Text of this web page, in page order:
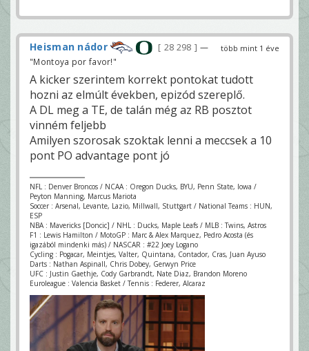
több mint 1 éve
Heisman nádor 28 298
—
"Montoya por favor!"
A kicker szerintem korrekt pontokat tudott
hozni az elmúlt években, epizód szereplő.
A DL meg a TE, de talán még az RB posztot
vinném feljebb
Amilyen szorosak szoktak lenni a meccsek a 10
pont PO advantage pont jó
NFL : Denver Broncos / NCAA : Oregon Ducks, BYU, Penn State, Iowa /
Peyton Manning, Marcus Mariota
Soccer : Arsenal, Levante, Lazio, Millwall, Stuttgart / National Teams : HUN,
ESP
NBA : Mavericks [Doncic] / NHL : Ducks, Maple Leafs / MLB : Twins, Astros
F1 : Lewis Hamilton / MotoGP : Marc & Alex Marquez, Pedro Acosta (és
igazából mindenki más) / NASCAR : #22 Joey Logano
Cycling : Pogacar, Meintjes, Valter, Quintana, Contador, Cras, Juan Ayuso
Darts : Nathan Aspinall, Chris Dobey, Gerwyn Price
UFC : Justin Gaethje, Cody Garbrandt, Nate Diaz, Brandon Moreno
Euroleague : Valencia Basket / Tennis : Federer, Alcaraz